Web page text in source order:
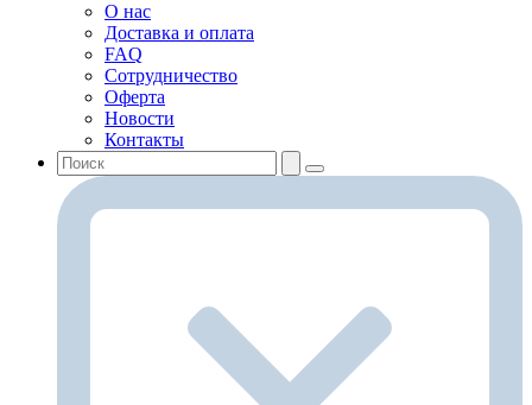
О нас
Доставка и оплата
FAQ
Сотрудничество
Оферта
Новости
Контакты